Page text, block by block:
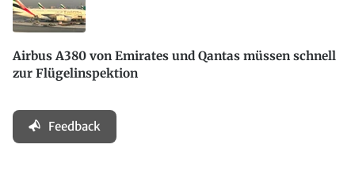
Airbus A380 von Emirates und Qantas müssen schnell
zur Flügelinspektion
Feedback